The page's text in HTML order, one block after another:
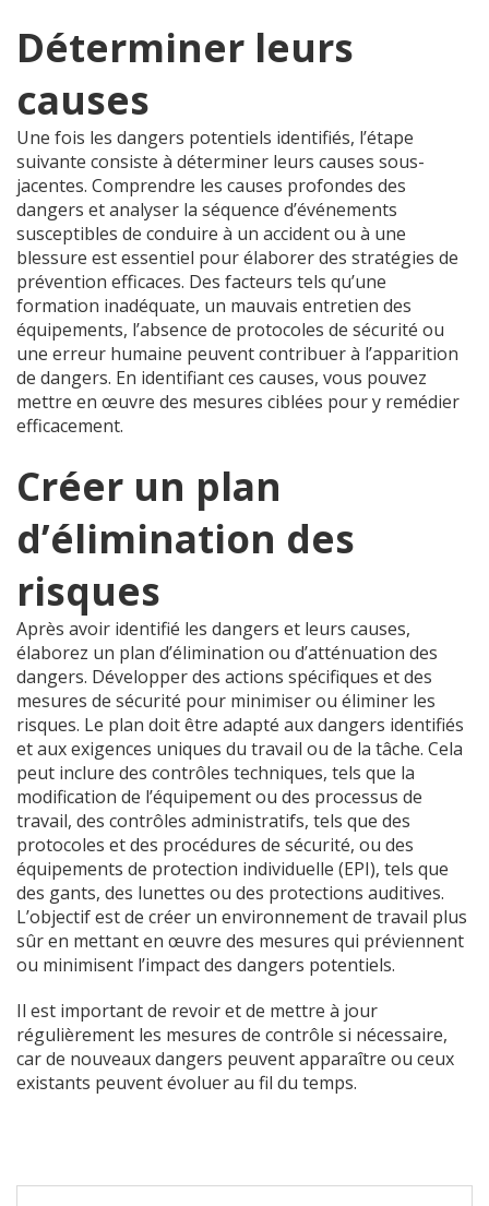
Déterminer leurs
causes
Une fois les dangers potentiels identifiés, l’étape
suivante consiste à déterminer leurs causes sous-
jacentes. Comprendre les causes profondes des
dangers et analyser la séquence d’événements
susceptibles de conduire à un accident ou à une
blessure est essentiel pour élaborer des stratégies de
prévention efficaces. Des facteurs tels qu’une
formation inadéquate, un mauvais entretien des
équipements, l’absence de protocoles de sécurité ou
une erreur humaine peuvent contribuer à l’apparition
de dangers. En identifiant ces causes, vous pouvez
mettre en œuvre des mesures ciblées pour y remédier
efficacement.
Créer un plan
d’élimination des
risques
Après avoir identifié les dangers et leurs causes,
élaborez un plan d’élimination ou d’atténuation des
dangers. Développer des actions spécifiques et des
mesures de sécurité pour minimiser ou éliminer les
risques. Le plan doit être adapté aux dangers identifiés
et aux exigences uniques du travail ou de la tâche. Cela
peut inclure des contrôles techniques, tels que la
modification de l’équipement ou des processus de
travail, des contrôles administratifs, tels que des
protocoles et des procédures de sécurité, ou des
équipements de protection individuelle (EPI), tels que
des gants, des lunettes ou des protections auditives.
L’objectif est de créer un environnement de travail plus
sûr en mettant en œuvre des mesures qui préviennent
ou minimisent l’impact des dangers potentiels.
Il est important de revoir et de mettre à jour
régulièrement les mesures de contrôle si nécessaire,
car de nouveaux dangers peuvent apparaître ou ceux
existants peuvent évoluer au fil du temps.